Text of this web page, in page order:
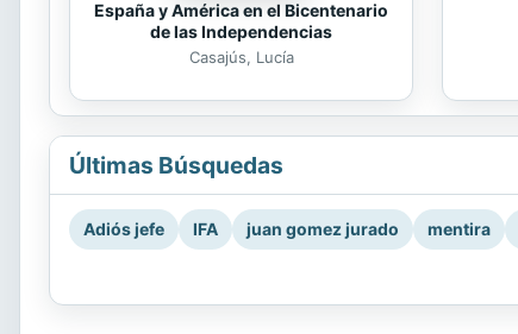
España y América en el Bicentenario
de las Independencias
Casajús, Lucía
Últimas Búsquedas
Adiós jefe IFA juan gomez jurado mentira